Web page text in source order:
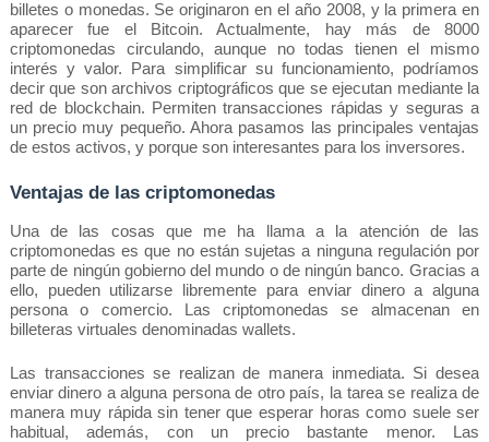
billetes o monedas. Se originaron en el año 2008, y la primera en
aparecer fue el Bitcoin. Actualmente, hay más de 8000
criptomonedas circulando, aunque no todas tienen el mismo
interés y valor. Para simplificar su funcionamiento, podríamos
decir que son archivos criptográficos que se ejecutan mediante la
red de blockchain. Permiten transacciones rápidas y seguras a
un precio muy pequeño. Ahora pasamos las principales ventajas
de estos activos, y porque son interesantes para los inversores.
Ventajas de las criptomonedas
Una de las cosas que me ha llama a la atención de las
criptomonedas es que no están sujetas a ninguna regulación por
parte de ningún gobierno del mundo o de ningún banco. Gracias a
ello, pueden utilizarse libremente para enviar dinero a alguna
persona o comercio. Las criptomonedas se almacenan en
billeteras virtuales denominadas wallets.
Las transacciones se realizan de manera inmediata. Si desea
enviar dinero a alguna persona de otro país, la tarea se realiza de
manera muy rápida sin tener que esperar horas como suele ser
habitual, además, con un precio bastante menor. Las